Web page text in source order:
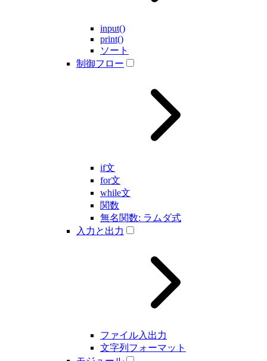
input()
print()
ソート
制御フロー
if文
for文
while文
関数
無名関数: ラムダ式
入力と出力
ファイル入出力
文字列フォーマット